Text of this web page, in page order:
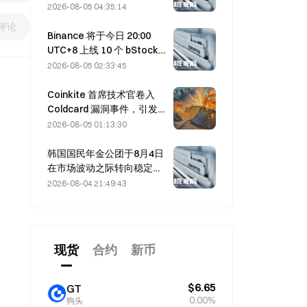
论
达成协议的时间推迟至8月5
2026-08-05 04:35:14
Binance 将于今日 20:00
UTC+8 上线 10 个 bStocks
交易对，挂单手续费为零
2026-08-05 02:33:45
Coinkite 首席技术官卷入
Coldcard 漏洞事件，引发四
轮攻击并造成 1.14 亿美元损
2026-08-05 01:13:30
韩国国民年金公团于8月4日
在市场波动之际转向稳定型
股票
2026-08-04 21:49:43
现货 合约 新币
GT
狗头
$6.65
0.00%